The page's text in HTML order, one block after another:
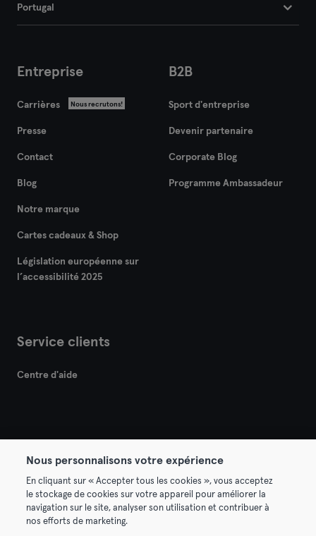
Portugal
Entreprise
Carrières Nous recrutons!
Presse
Contact
Blog
Notre marque
Cartes cadeaux & Shop
Législation européenne sur
l’accessibilité 2025
B2B
Sport d'entreprise
Devenir partenaire
Corporate Blog
Programme Ambassadeur
Service clients
Centre d'aide
Conditions générales Politique de confidentialité
Mentions légales Résilier les contrats ici
Nous personnalisons votre expérience
En cliquant sur « Accepter tous les cookies », vous acceptez
le stockage de cookies sur votre appareil pour améliorer la
navigation sur le site, analyser son utilisation et contribuer à
nos efforts de marketing.